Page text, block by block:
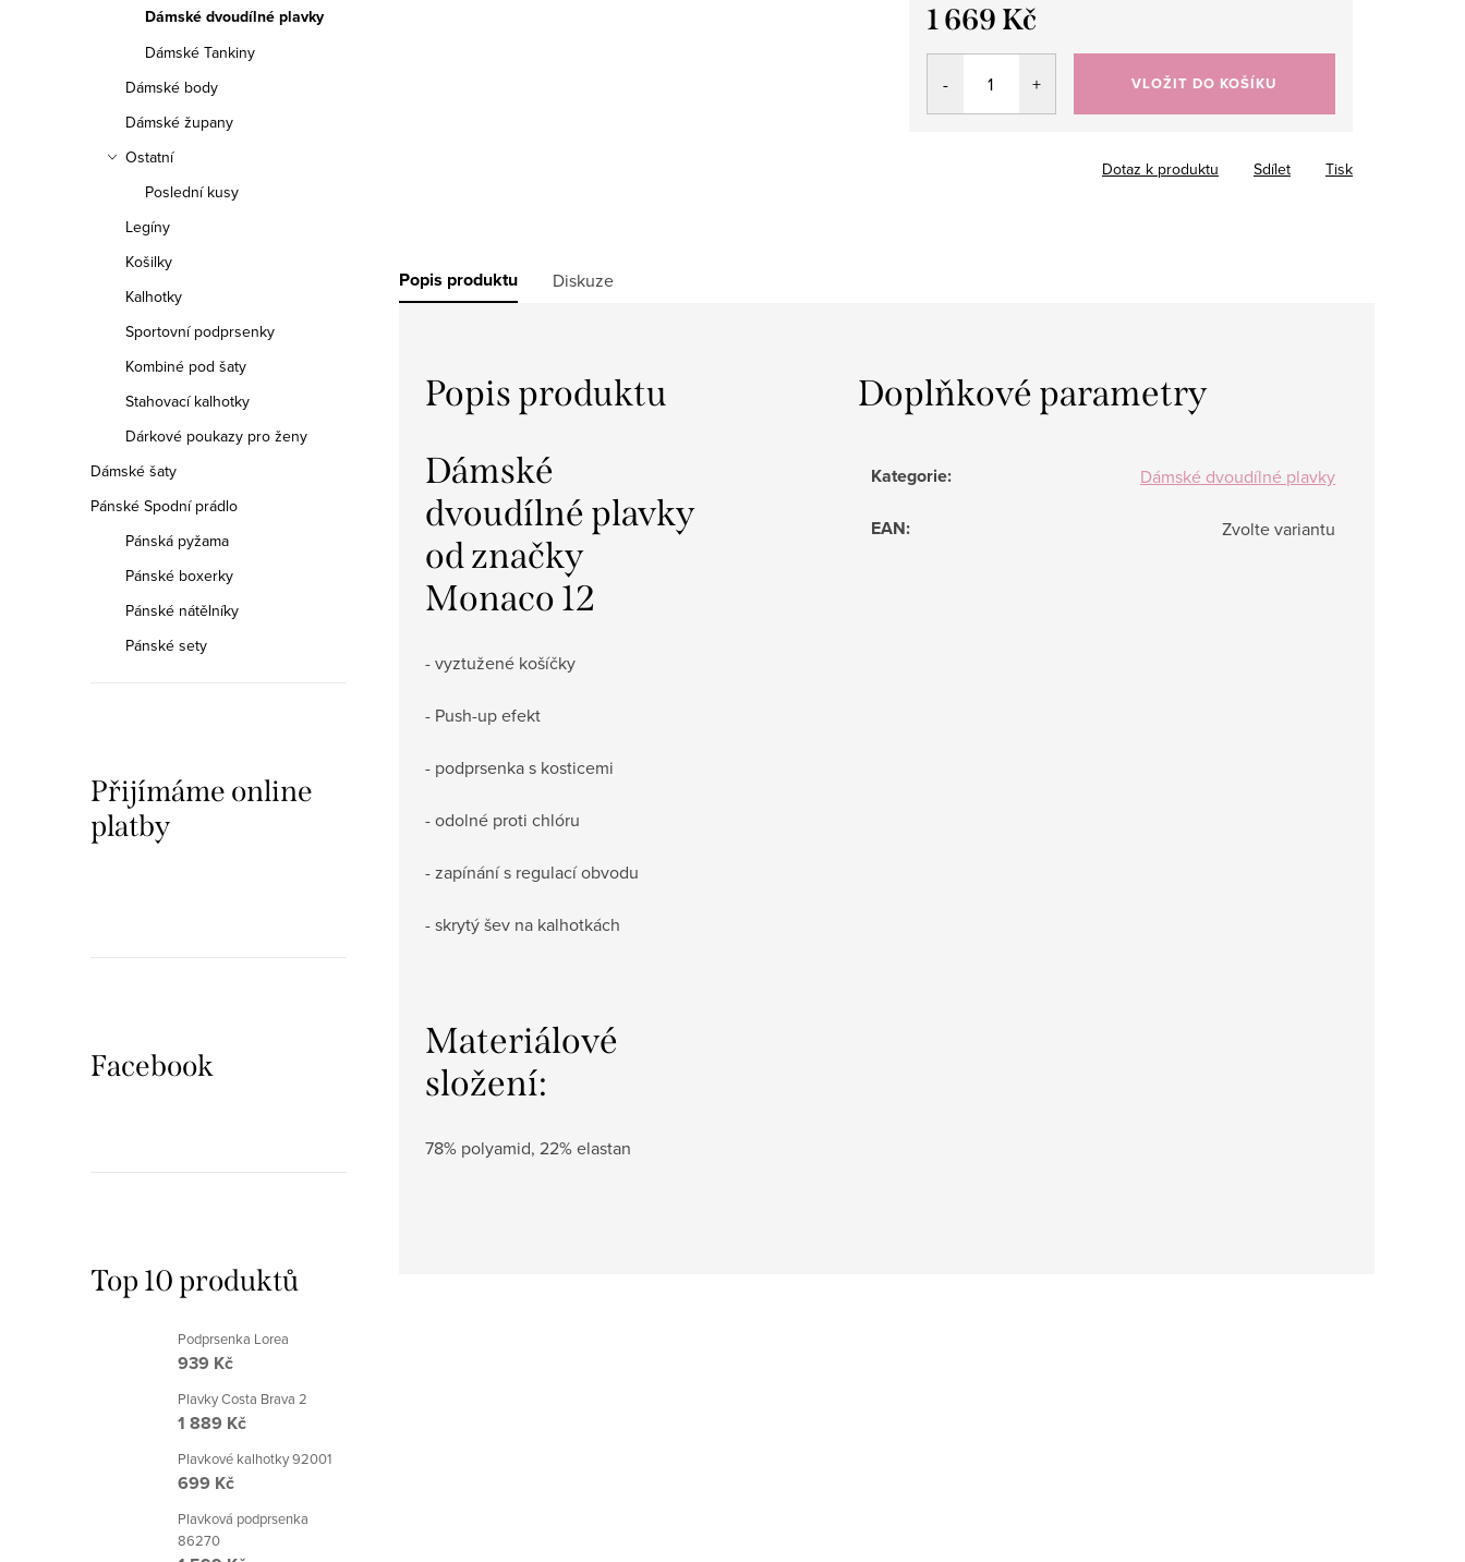
Dámské dvoudílné plavky
Dámské Tankiny
Dámské body
Dámské župany
Ostatní
Poslední kusy
Legíny
Košilky
Kalhotky
Sportovní podprsenky
Kombiné pod šaty
Stahovací kalhotky
Dárkové poukazy pro ženy
Dámské šaty
Pánské Spodní prádlo
Pánská pyžama
Pánské boxerky
Pánské nátělníky
Pánské sety
Přijímáme online
platby
Facebook
Top 10 produktů
Podprsenka Lorea
939 Kč
Plavky Costa Brava 2
1 889 Kč
Plavkové kalhotky 92001
699 Kč
Plavková podprsenka
86270
1 669 Kč
Měrná
VLOŽIT DO KOŠÍKU
Tisk
Dotaz k produktu Sdílet
Popis produktu Diskuze
Popis produktu
Dámské
dvoudílné plavky
od značky
Monaco 12
- vyztužené košíčky
- Push-up efekt
- podprsenkas kosticemi
- odolné proti chlóru
- zapínání s regulací obvodu
- skrytý šev na kalhotkách
Materiálové
složení:
78% polyamid, 22% elastan
Doplňkové parametry
Kategorie: Dámské dvoudílné plavky
EAN: Zvolte variantu